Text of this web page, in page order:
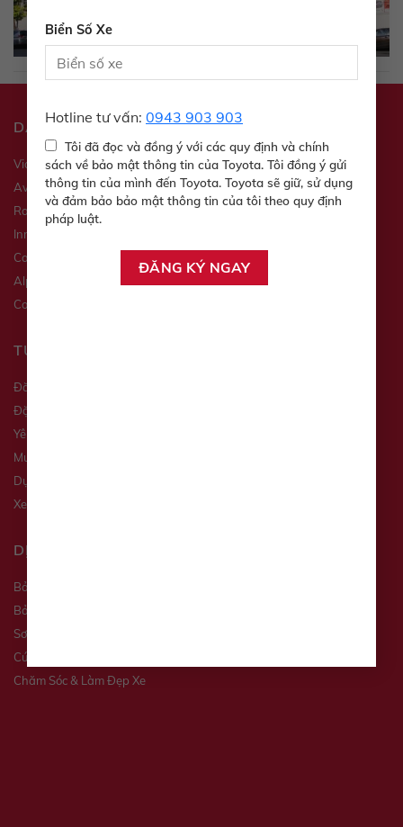
Biển Số Xe
Hotline tư vấn: 0943 903 903
Tôi đã đọc và đồng ý với các quy định và chính
sách về bảo mật thông tin của Toyota. Tôi đồng ý gửi
thông tin của mình đến Toyota. Toyota sẽ giữ, sử dụng
và đảm bảo bảo mật thông tin của tôi theo quy định
pháp luật.
DANH MỤC SẢN PHẨM
Vios
Veloz
Avanza
Yaris
Raize
Innova
Camry
Hilux
Alphard
Corolla Cross
TƯ VẤN XE
Đăng ký lái thử
Đặt hẹn dịch vụ
Yêu cầu báo giá
Mua xe trả góp
Dự toán chi phí
Xe qua sử dụng
DỊCH VỤ
Bảo Dưỡng Định Kỳ
Bảo Dưỡng Nhanh
Sơn Nhanh
Cứu Hộ Xe
Chăm Sóc & Làm Đẹp Xe